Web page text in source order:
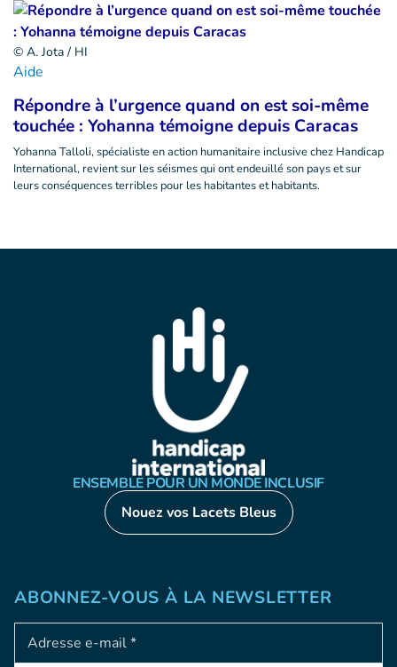
© A. Jota / HI
Aide
Répondre à l’urgence quand on est soi-même
touchée : Yohanna témoigne depuis Caracas
Yohanna Talloli, spécialiste en action humanitaire inclusive chez Handicap
International, revient sur les séismes qui ont endeuillé son pays et sur
leurs conséquences terribles pour les habitantes et habitants.
ENSEMBLE POUR UN MONDE INCLUSIF
Nouez vos Lacets Bleus
ABONNEZ-VOUS À LA NEWSLETTER
Adresse e-mail